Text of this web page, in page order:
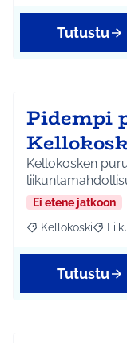
Tutustu
Pidempi
Kellokosken
Ei etene jatkoon
Rajaa tulokset
Kellokoski
Tutustu